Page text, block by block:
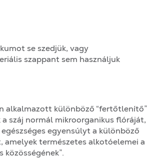
se szedjük, vagy
szappant sem használjuk
alkalmazott különböző “fertőtlenítő”
száj normál mikroorganikus flóráját,
egyensúlyt a különböző
amelyek természetes alkotóelemei a
közösségének”.